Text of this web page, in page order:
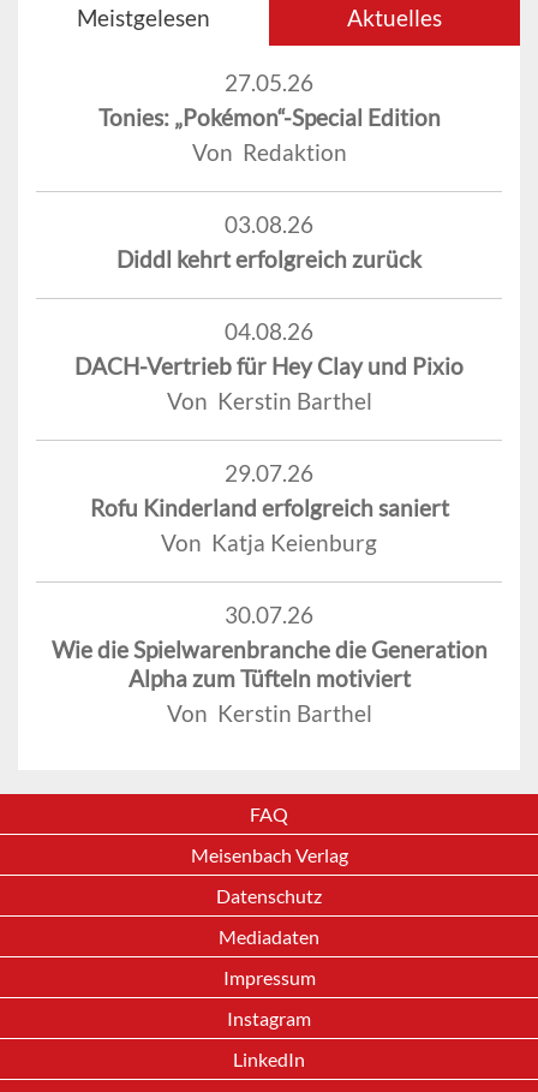
Meistgelesen Aktuelles
27.05.26
Tonies: „Pokémon“-Special Edition
Von Redaktion
03.08.26
Diddl kehrt erfolgreich zurück
04.08.26
DACH-Vertrieb für Hey Clay und Pixio
Von Kerstin Barthel
29.07.26
Rofu Kinderland erfolgreich saniert
Von Katja Keienburg
30.07.26
Wie die Spielwarenbranche die Generation
Alpha zum Tüfteln motiviert
Von Kerstin Barthel
FAQ
Meisenbach Verlag
Datenschutz
Mediadaten
Impressum
Instagram
LinkedIn